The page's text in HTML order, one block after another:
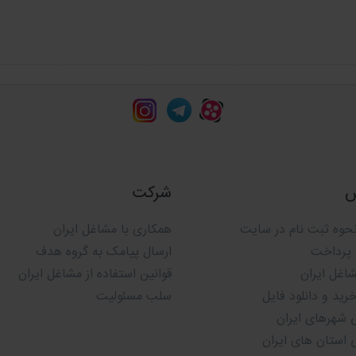
جمع آوری می شود؟
چند ساله تیم مجرب
ثبت نام در سایت
پرداخت
ایران
و دانلود فایل
شهرهای ایران
استان های ایران
شرکت
همکاری با مشاغل ایران
ارسال پیامک به گروه هدف
قوانین استفاده از مشاغل ایران
سلب مسئولیت